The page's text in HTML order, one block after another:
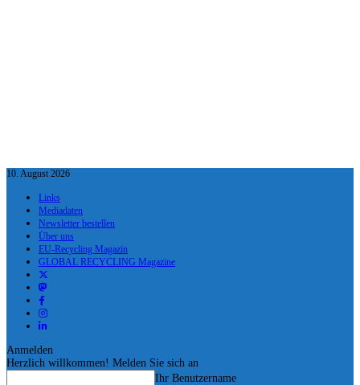
10. August 2026
Links
Mediadaten
Newsletter bestellen
Über uns
EU-Recycling Magazin
GLOBAL RECYCLING Magazine
Anmelden
Herzlich willkommen! Melden Sie sich an
Ihr Benutzername